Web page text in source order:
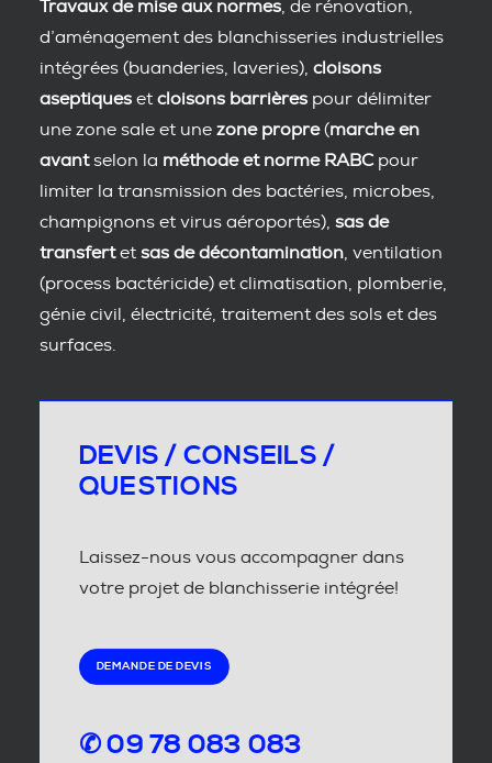
Travaux de mise aux normes , de rénovation,
d’aménagement des blanchisseries industrielles
intégrées (buanderies, laveries), cloisons
aseptiques et cloisons barrières pour délimiter
une zone sale et une zone propre(marche en
avantselon la méthode et norme RABCpour
limiter la transmission des bactéries, microbes,
champignons et virus aéroportés), sas de
transfertet sas de décontamination , ventilation
(process bactéricide) et climatisation, plomberie,
génie civil, électricité, traitement des sols et des
surfaces.
DEVIS / CONSEILS /
QUESTIONS
Laissez-nous vous accompagner dans
votre projet de blanchisserie intégrée!
DEMANDE DE DEVIS
✆ 09 78 083 083